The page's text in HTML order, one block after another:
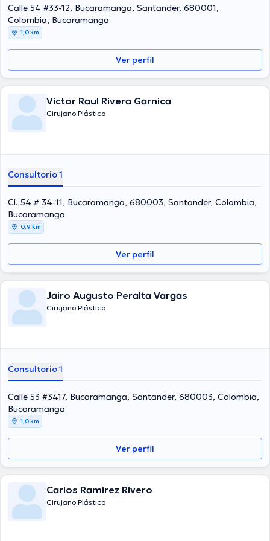
Calle 54 #33-12, Bucaramanga, Santander, 680001,
Colombia, Bucaramanga
1,0 km
Ver perfil
Victor Raul Rivera Garnica
Cirujano Plástico
Consultorio 1
Cl. 54 # 34-11, Bucaramanga, 680003, Santander, Colombia,
Bucaramanga
0,9 km
Ver perfil
Jairo Augusto Peralta Vargas
Cirujano Plástico
Consultorio 1
Calle 53 #3417, Bucaramanga, Santander, 680003, Colombia,
Bucaramanga
1,0 km
Ver perfil
Carlos Ramirez Rivero
Cirujano Plástico